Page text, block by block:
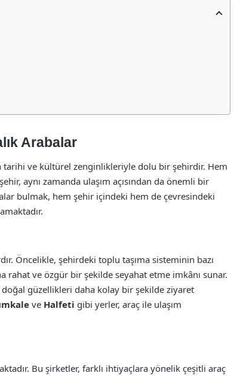
Arabalar
tarihi ve kültürel zenginlikleriyle dolu bir şehirdir. Hem
aynı zamanda ulaşım açısından da önemli bir
bulmak, hem şehir içindeki hem de çevresindeki
Öncelikle, şehirdeki toplu taşıma sisteminin bazı
rahat ve özgür bir şekilde seyahat etme imkânı sunar.
doğal güzellikleri daha kolay bir şekilde ziyaret
ve Halfeti gibi yerler, araç ile ulaşım
Bu şirketler, farklı ihtiyaçlara yönelik çeşitli araç